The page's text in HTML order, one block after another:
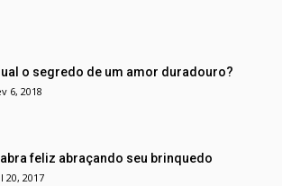
o segredo de um amor duradouro?
6, 2018
feliz abraçando seu brinquedo
20, 2017